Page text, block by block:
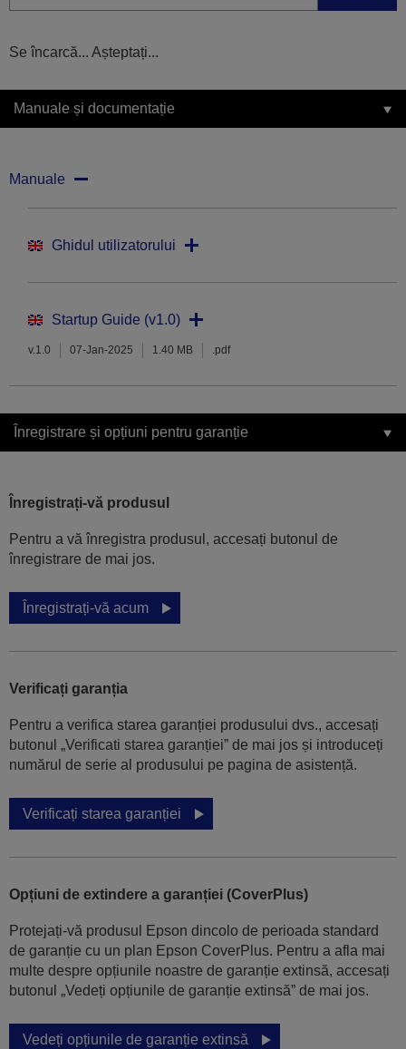
Se încarcă... Așteptați...
Manuale și documentație
Manuale
Ghidul utilizatorului
Startup Guide (v1.0)
v.1.0 07-Jan-2025 1.40 MB .pdf
Înregistrare și opțiuni pentru garanție
Înregistrați-vă produsul
Pentru a vă înregistra produsul, accesați butonul de
înregistrare de mai jos.
Înregistrați-vă acum
Verificați garanția
Pentru a verifica starea garanției produsului dvs., accesați
butonul „Verificati starea garanției” de mai jos și introduceți
numărul de serie al produsului pe pagina de asistență.
Verificați starea garanției
Opțiuni de extindere a garanției (CoverPlus)
Protejați-vă produsul Epson dincolo de perioada standard
de garanție cu un plan Epson CoverPlus. Pentru a afla mai
multe despre opțiunile noastre de garanție extinsă, accesați
butonul „Vedeți opțiunile de garanție extinsă” de mai jos.
Vedeți opțiunile de garanție extinsă